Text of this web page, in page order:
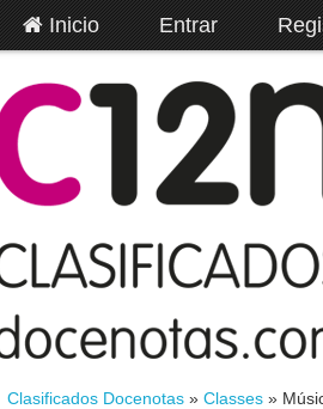
Inicio Entrar
Clasificados Docenotas » Classes »